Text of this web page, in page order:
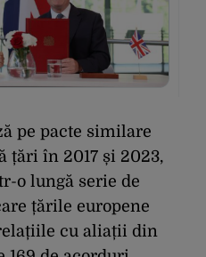
pe pacte similare
țări în 2017 și 2023,
o lungă serie de
țările europene
cu aliații din